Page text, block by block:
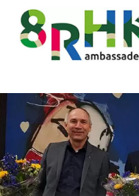
Doorgaan
naar
inhoud